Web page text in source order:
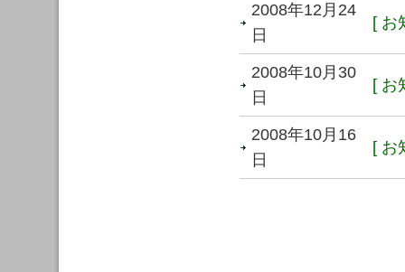
2008年12月24
日
[ お
2008年10月30
日
[ お
2008年10月16
日
[ お